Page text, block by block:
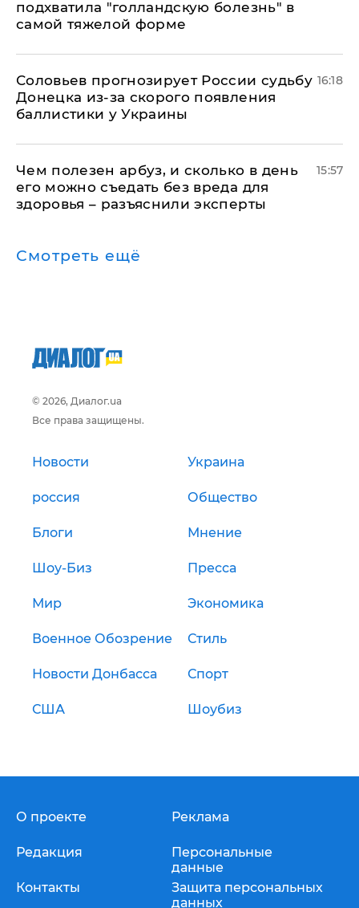
подхватила "голландскую болезнь" в
самой тяжелой форме
Соловьев прогнозирует России судьбу
Донецка из-за скорого появления
баллистики у Украины
16:18
Чем полезен арбуз, и сколько в день
его можно съедать без вреда для
здоровья – разъяснили эксперты
15:57
Смотреть ещё
© 2026, Диалог.ua
Все права защищены.
Новости Украина
россия Общество
Блоги Мнение
Шоу-Биз Пресса
Мир Экономика
Военное Обозрение Стиль
Новости Донбасса Спорт
США Шоубиз
О проекте
Редакция
Контакты
Реклама
Персональные
данные
Защита персональных
данных